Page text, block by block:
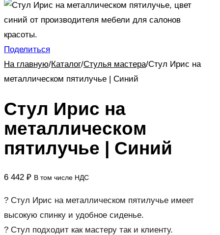
Поделиться
На главную/Каталог/Стулья мастера/Стул Ирис на
металлическом пятилучье | Синий
Стул Ирис на
металлическом
пятилучье | Синий
6 442 ₽ В том числе НДС
? Стул Ирис на металлическом пятилучье имеет
высокую спинку и удобное сиденье.
? Стул подходит как мастеру так и клиенту.